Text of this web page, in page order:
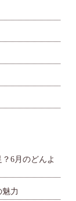
6月のどんよ
力